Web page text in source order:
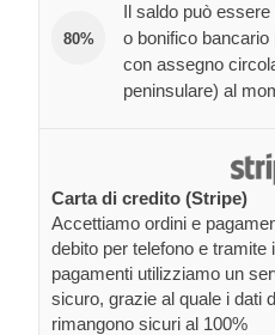
80%
Il saldo può
o bonifico
con assegno
peninsulare) al
Carta di credito (Stripe)
Accettiamo ordini e
debito per telefono e
pagamenti utilizziamo un
sicuro, grazie al quale i dati
rimangono sicuri al 100%